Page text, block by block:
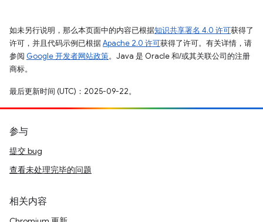
如未另行说明，那么本页面中的内容已根据知识共享署名 4.0 许可获得了
许可，并且代码示例已根据Apache 2.0 许可获得了许可。有关详情，请
参阅 Google 开发者网站政策。Java 是 Oracle 和/或其关联公司的注册
商标。
最后更新时间 (UTC)：2025-09-22。
参与
提交 bug
查看未处理完毕的问题
相关内容